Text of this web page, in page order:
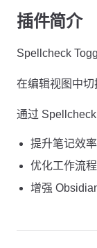
插件简介
Spellcheck
在编辑视图中切
通过
提升笔记效率
优化工作流程
增强